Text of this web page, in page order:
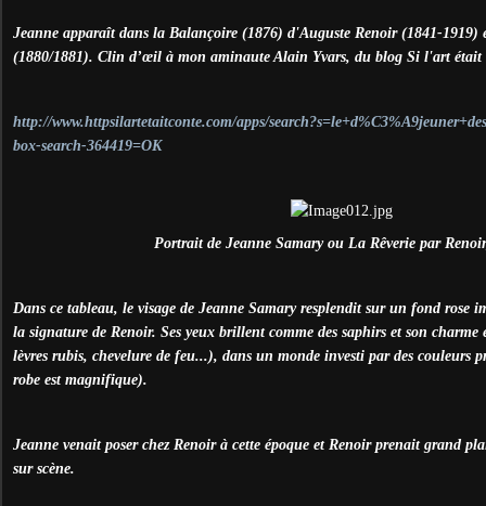
Jeanne apparaît dans la Balançoire (1876) d'Auguste Renoir (1841-1919)
(1880/1881). Clin d’œil à mon aminaute Alain Yvars, du blog Si l'art était
http://www.httpsilartetaitconte.com/apps/
box-search-364419=OK
Portrait de Jeanne Samary ou La Rêverie par
Dans ce tableau, le visage de Jeanne Samary resplendit sur un fond rose
la signature de Renoir. Ses yeux brillent comme des saphirs et son charme
lèvres rubis, chevelure de feu...), dans un monde investi par des couleurs
robe est magnifique).
Jeanne venait poser chez Renoir à cette époque et Renoir prenait grand
sur scène.